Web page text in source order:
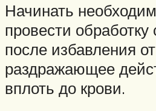
Начинать
провести
после избавления
раздражающее
вплоть до крови.